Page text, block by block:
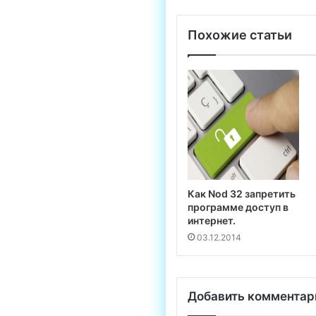
Похожие статьи
Как Nod 32 запретить
программе доступ в
интернет.
03.12.2014
Добавить